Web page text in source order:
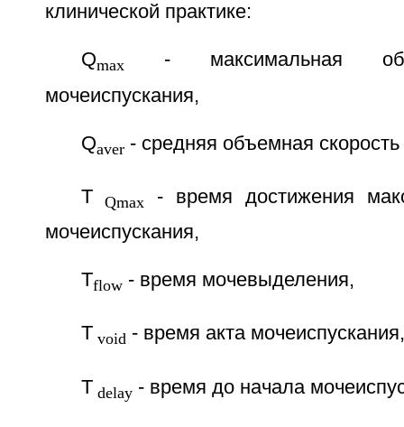
клинической практике:
Qmax- максимальная
мочеиспускания,
Qaver- средняя объемная скорость
Т Qmax- время достижения
мочеиспускания,
Tflow- время мочевыделения,
Т void - время акта мочеиспускания,
Т delay- время до начала